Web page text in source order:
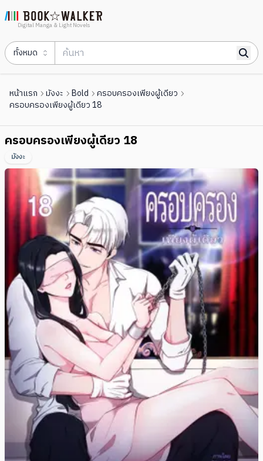
Digital Manga & Light Novels
ทั้งหมด
หน้าแรก มังงะ Bold
ครอบครองเพียงผู้เดียว
ครอบครองเพียงผู้เดียว 18
ครอบครองเพียงผู้เดียว 18
มังงะ